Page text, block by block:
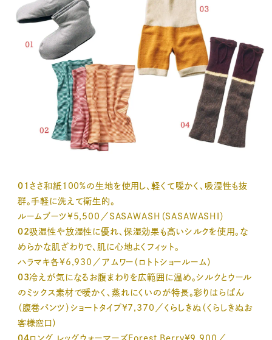
01 ささ和紙100%の生地を使用し、軽くて暖かく、吸湿性も抜
群。手軽に洗えて衛生的。
ルームブーツ¥5,500／SASAWASH（SASAWASHI）
02吸湿性や放湿性に優れ、保湿効果も高いシルクを使用。な
めらかな肌ざわりで、肌に心地よくフィット。
ハラマキ各¥6,930／アムワー（ロトトショールーム）
03冷えが気になるお腹まわりを広範囲に温め。シルクとウール
のミックス素材で暖かく、蒸れにくいのが特長。彩りはらぱん
（腹巻パンツ）ショートタイプ¥7,370／くらしきぬ（くらしきぬお
客様窓口）
04ロング レッグウォーマーズForest Berry¥9,900／